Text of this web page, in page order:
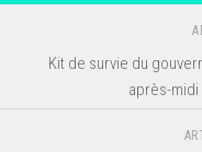
Kit de survie du
après-